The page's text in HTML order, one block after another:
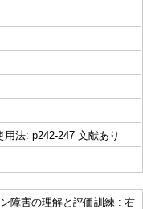
法: p242-247 文献あり
障害の理解と評価訓練 : 右